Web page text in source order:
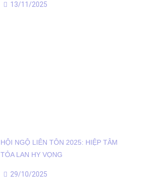
13/11/2025
HỘI NGỘ LIÊN TÔN 2025: HIỆP TÂM
TỎA LAN HY VỌNG
29/10/2025